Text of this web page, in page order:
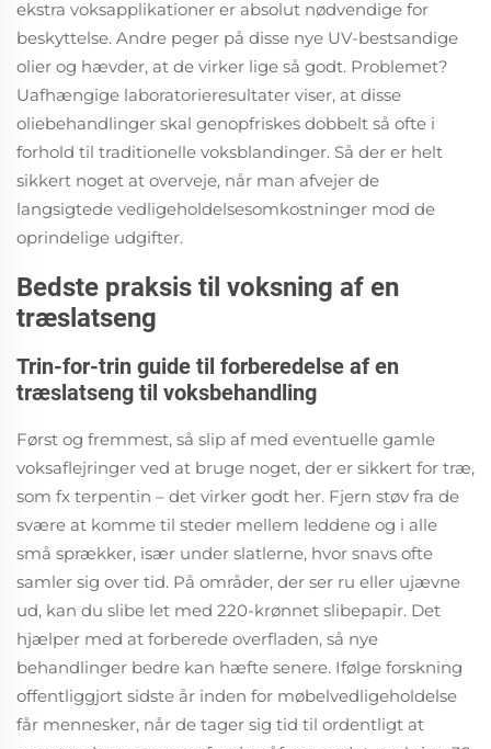
ekstra voksapplikationer er absolut nødvendige for
beskyttelse. Andre peger på disse nye UV-bestsandige
olier og hævder, at de virker lige så godt. Problemet?
Uafhængige laboratorieresultater viser, at disse
oliebehandlinger skal genopfriskes dobbelt så ofte i
forhold til traditionelle voksblandinger. Så der er helt
sikkert noget at overveje, når man afvejer de
langsigtede vedligeholdelsesomkostninger mod de
oprindelige udgifter.
Bedste praksis til voksning af en
træslatseng
Trin-for-trin guide til forberedelse af en
træslatseng til voksbehandling
Først og fremmest, så slip af med eventuelle gamle
voksaflejringer ved at bruge noget, der er sikkert for træ,
som fx terpentin – det virker godt her. Fjern støv fra de
svære at komme til steder mellem leddene og i alle
små sprækker, især under slatlerne, hvor snavs ofte
samler sig over tid. På områder, der ser ru eller ujævne
ud, kan du slibe let med 220-krønnet slibepapir. Det
hjælper med at forberede overfladen, så nye
behandlinger bedre kan hæfte senere. Ifølge forskning
offentliggjort sidste år inden for møbelvedligeholdelse
får mennesker, når de tager sig tid til ordentligt at